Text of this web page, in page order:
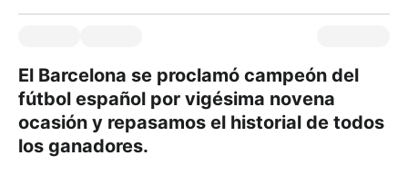
El Barcelona se proclamó campeón del
fútbol español por vigésima novena
ocasión y repasamos el historial de todos
los ganadores.